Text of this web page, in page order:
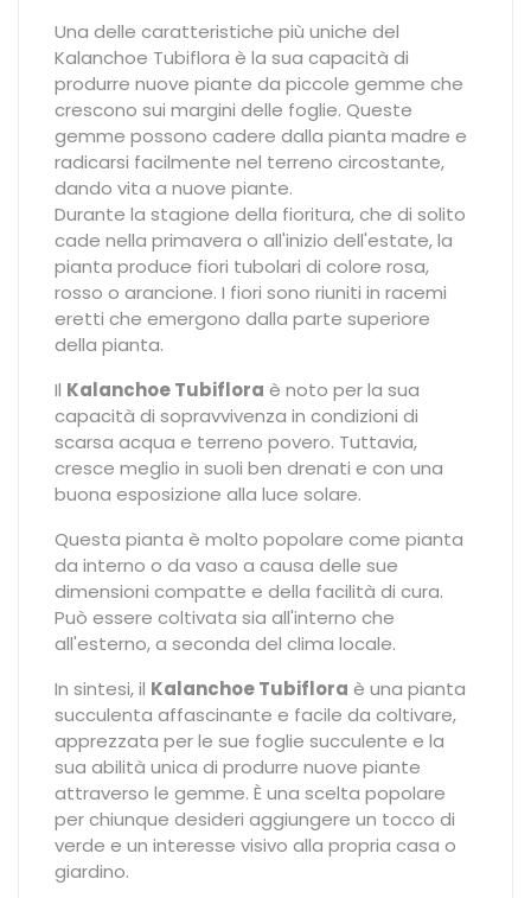
Una delle caratteristiche più uniche del
Kalanchoe Tubiflora è la sua capacità di
produrre nuove piante da piccole gemme che
crescono sui margini delle foglie. Queste
gemme possono cadere dalla pianta madre e
radicarsi facilmente nel terreno circostante,
dando vita a nuove piante.
Durante la stagione della fioritura, che di solito
cade nella primavera o all'inizio dell'estate, la
pianta produce fiori tubolari di colore rosa,
rosso o arancione. I fiori sono riuniti in racemi
eretti che emergono dalla parte superiore
della pianta.
Il Kalanchoe Tubiflora è noto per la sua
capacità di sopravvivenza in condizioni di
scarsa acqua e terreno povero. Tuttavia,
cresce meglio in suoli ben drenati e con una
buona esposizione alla luce solare.
Questa pianta è molto popolare come pianta
da interno o da vaso a causa delle sue
dimensioni compatte e della facilità di cura.
Può essere coltivata sia all'interno che
all'esterno, a seconda del clima locale.
In sintesi, il Kalanchoe Tubiflora è una pianta
succulenta affascinante e facile da coltivare,
apprezzata per le sue foglie succulente e la
sua abilità unica di produrre nuove piante
attraverso le gemme. È una scelta popolare
per chiunque desideri aggiungere un tocco di
verde e un interesse visivo alla propria casa o
giardino.